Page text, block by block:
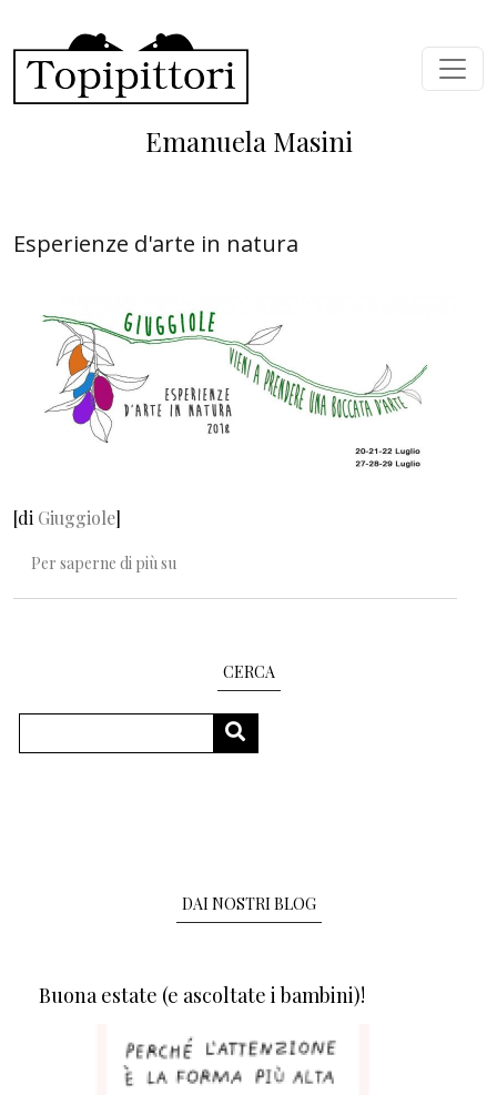
Emanuela Masini
Esperienze d'arte in natura
[di Giuggiole]
Per saperne di più su
CERCA
CERCA
DAI NOSTRI BLOG
Buona estate (e ascoltate i bambini)!